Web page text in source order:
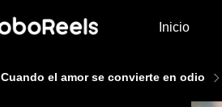
Inicio
Cuando el amor se convierte en odio